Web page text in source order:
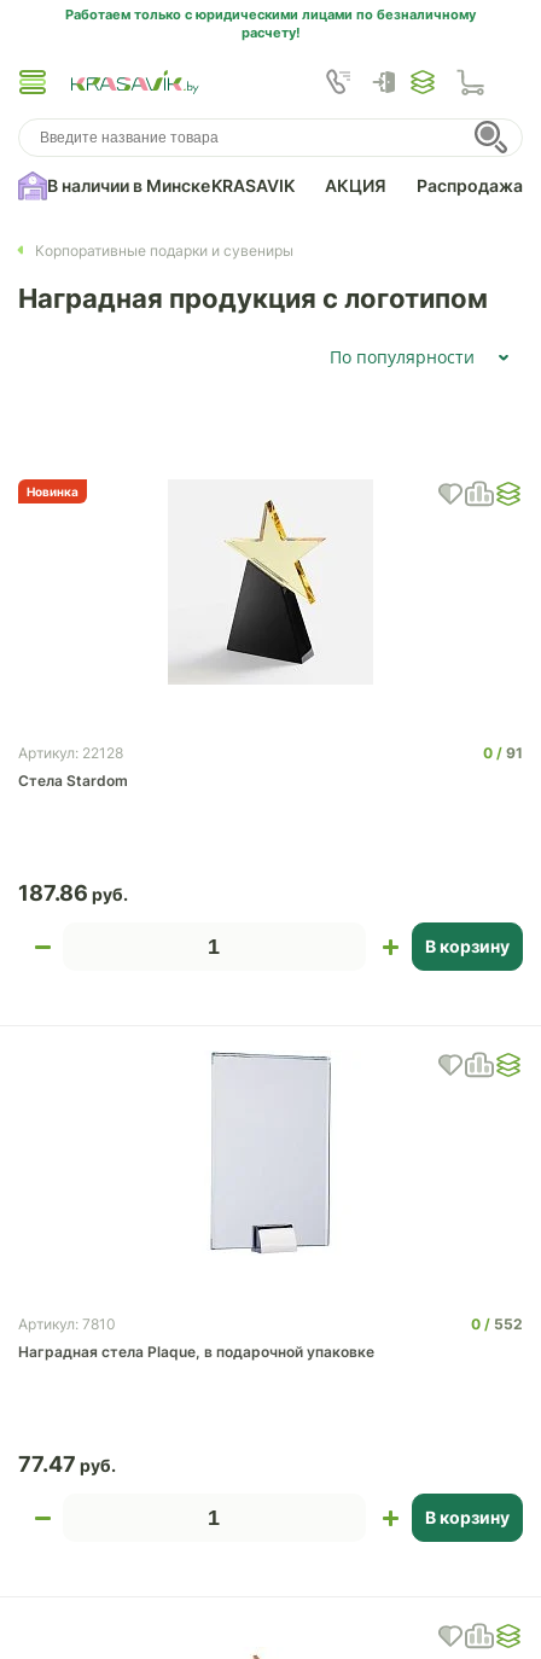
Работаем только с юридическими лицами по безналичному
расчету!
В наличии в МинскеKRASAVIK АКЦИЯ Распродажа
Корпоративные подарки и сувениры
Наградная продукция с логотипом
По популярности
Новинка
Артикул: 22128 0
91
Стела Stardom
187.86
В корзину
Артикул: 7810 0
552
Наградная стела Plaque, в подарочной упаковке
77.47
В корзину